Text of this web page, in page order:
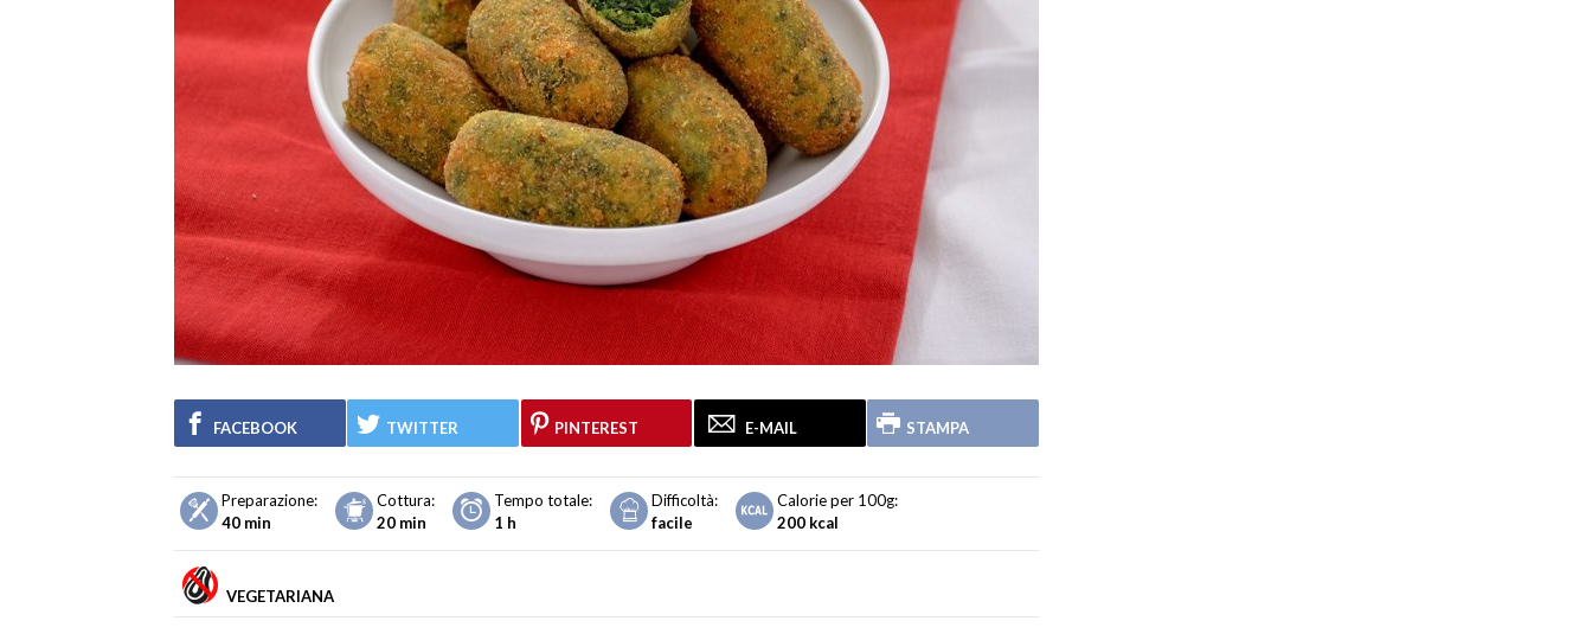
FACEBOOK TWITTER PINTEREST E-MAIL STAMPA
Preparazione:
40 min
Cottura:
20 min
Tempo totale:
1 h
Difficoltà:
facile
Calorie per 100g:
200 kcal
VEGETARIANA